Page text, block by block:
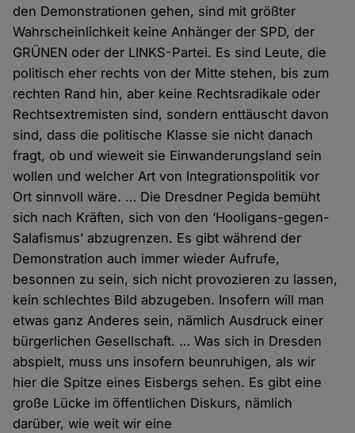
den Demonstrationen gehen, sind mit größter
Wahrscheinlichkeit keine Anhänger der SPD, der
GRÜNEN oder der LINKS-Partei. Es sind Leute, die
politisch eher rechts von der Mitte stehen, bis zum
rechten Rand hin, aber keine Rechtsradikale oder
Rechtsextremisten sind, sondern enttäuscht davon
sind, dass die politische Klasse sie nicht danach
fragt, ob und wieweit sie Einwanderungsland sein
wollen und welcher Art von Integrationspolitik vor
Ort sinnvoll wäre. … Die Dresdner Pegida bemüht
sich nach Kräften, sich von den ‘Hooligans-gegen-
Salafismus’ abzugrenzen. Es gibt während der
Demonstration auch immer wieder Aufrufe,
besonnen zu sein, sich nicht provozieren zu lassen,
kein schlechtes Bild abzugeben. Insofern will man
etwas ganz Anderes sein, nämlich Ausdruck einer
bürgerlichen Gesellschaft. … Was sich in Dresden
abspielt, muss uns insofern beunruhigen, als wir
hier die Spitze eines Eisbergs sehen. Es gibt eine
große Lücke im öffentlichen Diskurs, nämlich
darüber, wie weit wir eine